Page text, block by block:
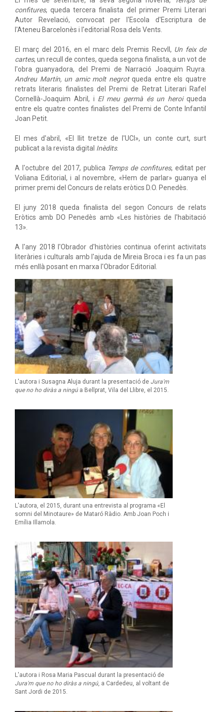
L'autora i Susagna Aluja durant la presentació de Jura'm
que no ho diràs a ningúa Bellprat, Vila del Llibre, el 2015.
L'autora, el 2015, durant una entrevista al programa «El
somni del Minotaure» de Mataró Ràdio. Amb Joan Poch i
Emília Illamola.
L'autora i Rosa Maria Pascual durant la presentació de
Jura'm que no ho diràs a ningú, a Cardedeu, al voltant de
Sant Jordi de 2015.
confitures, queda tercera finalista del primer Premi Literari
Autor Revelació, convocat per l'Escola d'Escriptura de
l'Ateneu Barcelonès i l'editorial Rosa dels Vents.
El març del 2016, en el marc dels Premis Recvll, Un feix de
cartes, un recull de contes, queda segona finalista, a un vot de
l'obra guanyadora, del Premi de Narració Joaquim Ruyra.
Andreu Martín, un amic molt negrotqueda entre els quatre
retrats literaris finalistes del Premi de Retrat Literari Rafel
Cornellà-Joaquim Abril, i El meu germà és un heroiqueda
entre els quatre contes finalistes del Premi de Conte Infantil
Joan Petit.
El mes d'abril, «El llit tretze de l'UCI», un conte curt, surt
publicat a la revista digital Inèdits.
A l'octubre del 2017, publica Temps de confitures, editat per
Voliana Editorial, i al novembre, «Hem de parlar» guanya el
primer premi del Concurs de relats eròtics D.O. Penedès.
El juny 2018 queda finalista del segon Concurs de relats
Eròtics amb DO Penedès amb «Les històries de l'habitació
13».
A l'any 2018 l'Obrador d'històries continua oferint activitats
literàries i culturals amb l'ajuda de Mireia Broca i es fa un pas
més enllà posant en marxa l'Obrador Editorial.